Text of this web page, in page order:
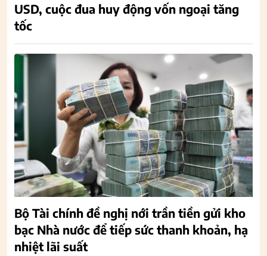
USD, cuộc đua huy động vốn ngoại tăng
tốc
Bộ Tài chính đề nghị nới trần tiền gửi kho
bạc Nhà nước để tiếp sức thanh khoản, hạ
nhiệt lãi suất